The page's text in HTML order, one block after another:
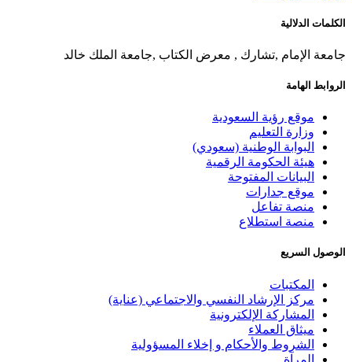
الكلمات الدلالية
جامعة الإمام ,تشارك , معرض الكتاب ,جامعة الملك خالد
الروابط الهامة
موقع رؤية السعودية
وزارة التعليم
البوابة الوطنية (سعودي)
هيئة الحكومة الرقمية
البيانات المفتوحة
موقع جدارات
منصة تفاعل
منصة استطلاع
الوصول السريع
المكتبات
مركز الإرشاد النفسي والاجتماعي (عناية)
المشاركة الإلكترونية
ميثاق العملاء
الشروط والأحكام و إخلاء المسؤولية
المرآة